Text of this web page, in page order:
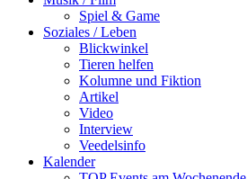
Spiel & Game
Soziales / Leben
Blickwinkel
Tieren helfen
Kolumne und Fiktion
Artikel
Video
Interview
Veedelsinfo
Kalender